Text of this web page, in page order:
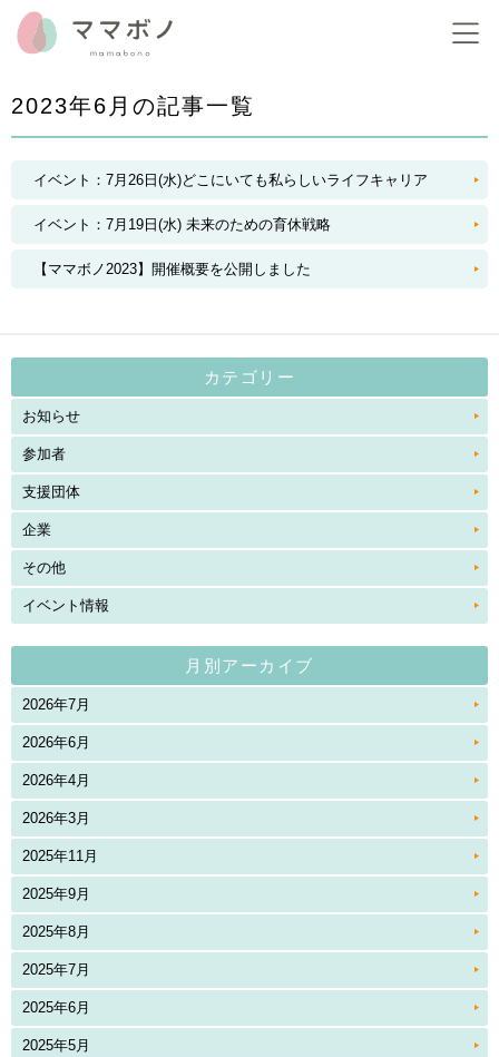
2023年6月の記事一覧
イベント：7月26日(水)どこにいても私らしいライフキャリア
イベント：7月19日(水) 未来のための育休戦略
【ママボノ2023】開催概要を公開しました
カテゴリー
お知らせ
参加者
支援団体
企業
その他
イベント情報
月別アーカイブ
2026年7月
2026年6月
2026年4月
2026年3月
2025年11月
2025年9月
2025年8月
2025年7月
2025年6月
2025年5月